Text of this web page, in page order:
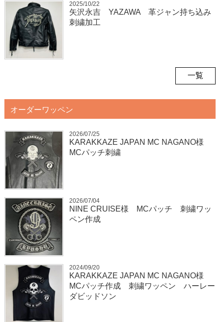
2025/10/22
矢沢永吉 YAZAWA 革ジャン持ち込み
刺繍加工
一覧
オーダーワッペン
2026/07/25
KARAKKAZE JAPAN MC NAGANO様
MCパッチ刺繍
2026/07/04
NINE CRUISE様 MCパッチ 刺繍ワッ
ペン作成
2024/09/20
KARAKKAZE JAPAN MC NAGANO様
MCパッチ作成 刺繍ワッペン ハーレー
ダビッドソン